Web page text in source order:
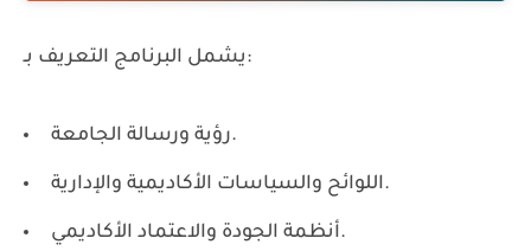
يشمل البرنامج التعريف بـ:
رؤية ورسالة الجامعة.
اللوائح والسياسات الأكاديمية والإدارية.
أنظمة الجودة والاعتماد الأكاديمي.